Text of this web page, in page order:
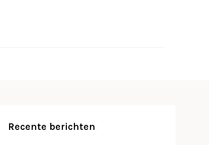
Recente berichten